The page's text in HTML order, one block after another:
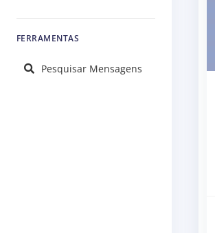
FERRAMENTAS
Pesquisar Mensagens